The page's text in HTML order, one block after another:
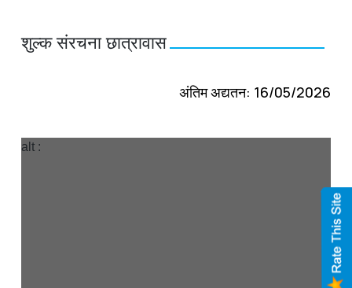
शुल्क संरचना छात्रावास
अंतिम अद्यतन: 16/05/2026
alt :